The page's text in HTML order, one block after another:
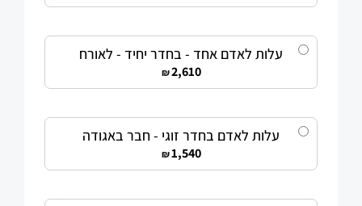
עלות לאדם אחד - בחדר יחיד - לאורח
2,610
₪
עלות לאדם בחדר זוגי - חבר באגודה
1,540
₪